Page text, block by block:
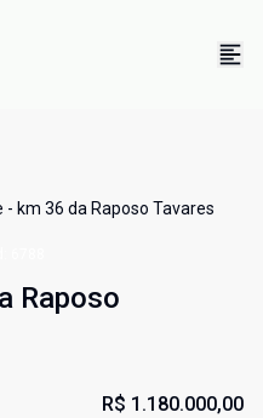
- km 36 da Raposo Tavares
Raposo
R$ 1.180.000,00